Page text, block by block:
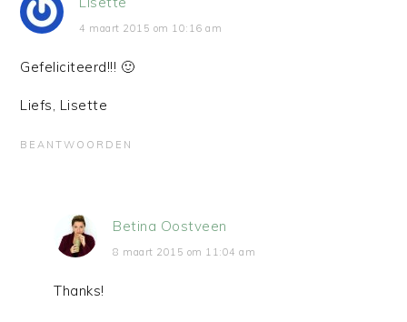
4 maart 2015 om 10:16 am
Gefeliciteerd!!! 🙂
Liefs, Lisette
BEANTWOORDEN
Betina Oostveen
8 maart 2015 om 11:04 am
Thanks!